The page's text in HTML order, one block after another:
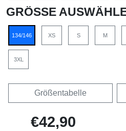
GRÖSSE
134/146 XS S M
3XL
Größentabelle
€42,90